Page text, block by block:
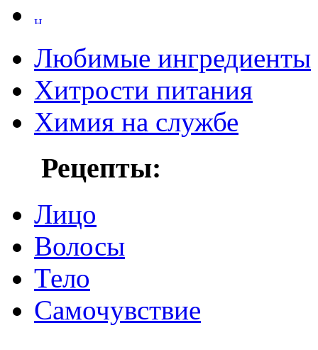
Любимые ингредиенты
Хитрости питания
Химия на службе
Рецепты:
Лицо
Волосы
Тело
Самочувствие